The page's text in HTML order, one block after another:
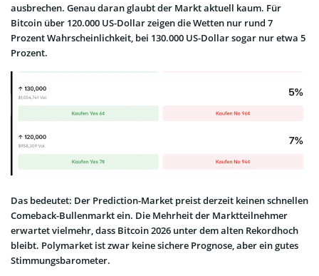
ausbrechen. Genau daran glaubt der Markt aktuell kaum. Für
Bitcoin über 120.000 US-Dollar zeigen die Wetten nur rund 7
Prozent Wahrscheinlichkeit, bei 130.000 US-Dollar sogar nur etwa 5
Prozent.
Das bedeutet: Der Prediction-Market preist derzeit keinen schnellen
Comeback-Bullenmarkt ein. Die Mehrheit der Marktteilnehmer
erwartet vielmehr, dass Bitcoin 2026 unter dem alten Rekordhoch
bleibt. Polymarket ist zwar keine sichere Prognose, aber ein gutes
Stimmungsbarometer.